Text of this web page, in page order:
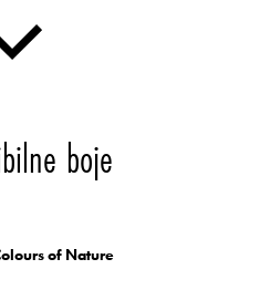
boje
of Nature